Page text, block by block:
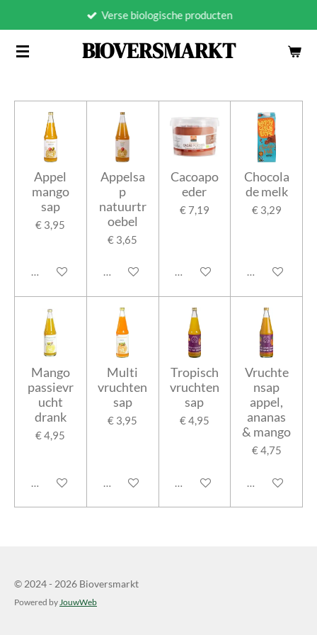
naar
BIOVERSMARKT
Verse biologische producten
Appel
mango
sap
€ 3,95
In winkelwagen
Appelsa
p
natuurtr
oebel
€ 3,65
In winkelwagen
Cacoapo
eder
€ 7,19
In winkelwagen
Chocola
de melk
€ 3,29
In
Mango
passievr
ucht
drank
€ 4,95
In winkelwagen
Multi
vruchten
sap
€ 3,95
In winkelwagen
Tropisch
vruchten
sap
€ 4,95
In winkelwagen
Vruchte
nsap
appel,
ananas
& mango
€ 4,75
In
© 2024 - 2026 Bioversmarkt
Powered by JouwWeb